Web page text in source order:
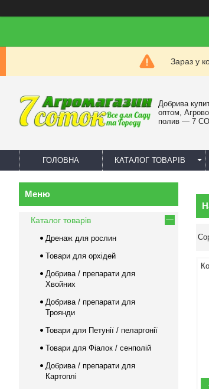
Зараз у
Добрива
оптом,
полив — 7
ГОЛОВНА КАТАЛОГ ТОВАРІВ
Каталог товарів
Дренаж для рослин
Товари для орхідей
Добрива / препарати для
Хвойних
Добрива / препарати для
Троянди
Товари для Петунії / пеларгонії
Товари для Фіалок / сенполій
Добрива / препарати для
Картоплі